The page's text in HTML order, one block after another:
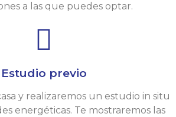
Estudio previo
y realizaremos un estudio in situ
energéticas. Te mostraremos las
a las que puedes optar.